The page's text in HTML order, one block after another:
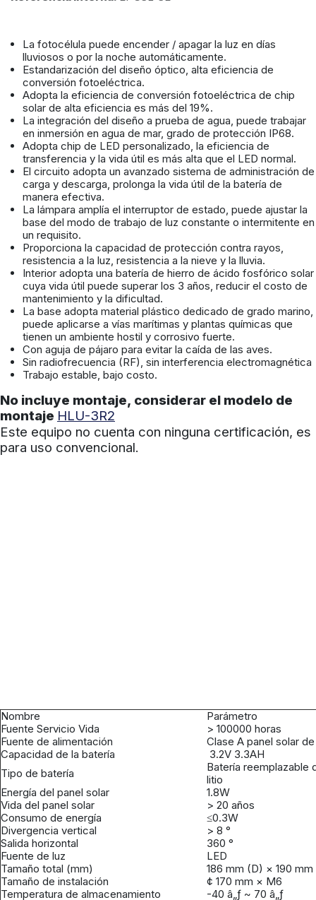
La fotocélula puede encender / apagar la luz en días
lluviosos o por la noche automáticamente.
Estandarización del diseño óptico, alta eficiencia de
conversión fotoeléctrica.
Adopta la eficiencia de conversión fotoeléctrica de chip
solar de alta eficiencia es más del 19%.
La integración del diseño a prueba de agua, puede trabajar
en inmersión en agua de mar, grado de protección IP68.
Adopta chip de LED personalizado, la eficiencia de
transferencia y la vida útil es más alta que el LED normal.
El circuito adopta un avanzado sistema de administración de
carga y descarga, prolonga la vida útil de la batería de
manera efectiva.
La lámpara amplía el interruptor de estado, puede ajustar la
base del modo de trabajo de luz constante o intermitente en
un requisito.
Proporciona la capacidad de protección contra rayos,
resistencia a la luz, resistencia a la nieve y la lluvia.
Interior adopta una batería de hierro de ácido fosfórico solar
cuya vida útil puede superar los 3 años, reducir el costo de
mantenimiento y la dificultad.
La base adopta material plástico dedicado de grado marino,
puede aplicarse a vías marítimas y plantas químicas que
tienen un ambiente hostil y corrosivo fuerte.
Con aguja de pájaro para evitar la caída de las aves.
Sin radiofrecuencia (RF), sin interferencia electromagnética
Trabajo estable, bajo costo.
No incluye montaje, considerar el modelo de
montaje HLU-3R2
Este equipo no cuenta con ninguna certificación, es
para uso convencional.
Nombre
Parámetro
Fuente Servicio Vida
> 100000 horas
Fuente de alimentación
Clase A panel solar
Capacidad de la batería
3.2V 3.3AH
Tipo de batería
Batería reemplazable
litio
Energía del panel solar
1.8W
Vida del panel solar
> 20 años
Consumo de energía
≤0.3W
Divergencia vertical
> 8 °
Salida horizontal
360 °
Fuente de luz
LED
Tamaño total (mm)
186 mm (D) × 190
Tamaño de instalación
¢ 170 mm × M6
Temperatura de almacenamiento
-40 â„ƒ ~ 70 â„ƒ